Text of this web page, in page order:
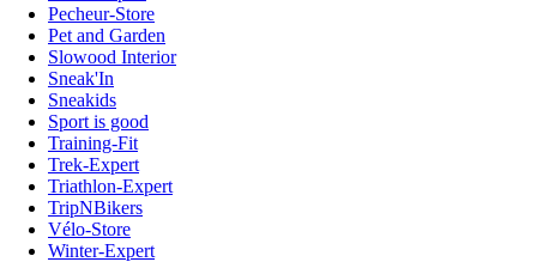
Pecheur-Store
Pet and Garden
Slowood Interior
Sneak'In
Sneakids
Sport is good
Training-Fit
Trek-Expert
Triathlon-Expert
TripNBikers
Vélo-Store
Winter-Expert